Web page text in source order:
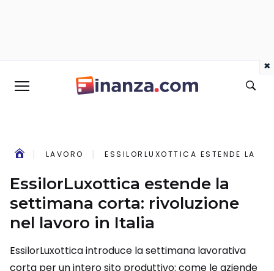
LAVORO ESSILORLUXOTTICA ESTENDE LA
EssilorLuxottica estende la
settimana corta: rivoluzione
nel lavoro in Italia
EssilorLuxottica introduce la settimana lavorativa
corta per un intero sito produttivo: come le aziende
×